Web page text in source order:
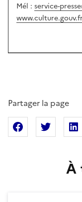
Mél : service-
www.culture.gouv.fr
Partager la page
Partager sur
À